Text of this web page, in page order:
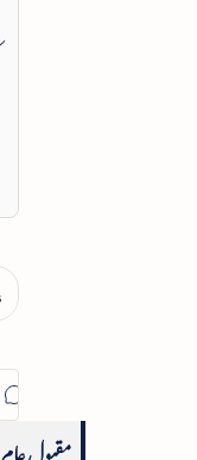
مقبول عام